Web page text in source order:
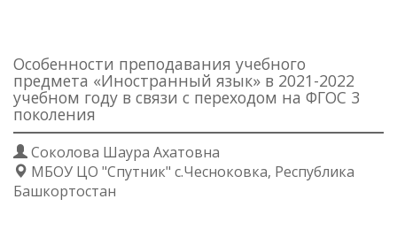
Особенности преподавания учебного
предмета «Иностранный язык» в 2021-2022
учебном году в связи с переходом на ФГОС 3
поколения
Соколова Шаура Ахатовна
МБОУ ЦО "Спутник" с.Чесноковка, Республика
Башкортостан